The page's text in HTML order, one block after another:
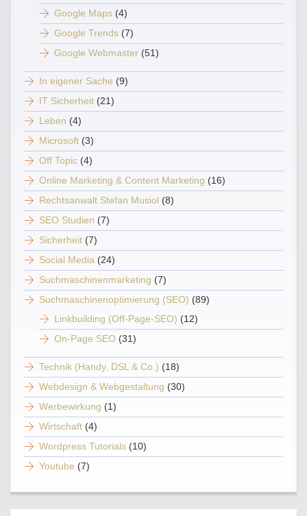
Google Maps (4)
Google Trends (7)
Google Webmaster (51)
In eigener Sache (9)
IT Sicherheit (21)
Leben (4)
Microsoft (3)
Off Topic (4)
Online Marketing & Content Marketing (16)
Rechtsanwalt Stefan Musiol (8)
SEO Studien (7)
Sicherheit (7)
Social Media (24)
Suchmaschinenmarketing (7)
Suchmaschinenoptimierung (SEO) (89)
Linkbuilding (Off-Page-SEO) (12)
On-Page SEO (31)
Technik (Handy, DSL & Co.) (18)
Webdesign & Webgestaltung (30)
Werbewirkung (1)
Wirtschaft (4)
Wordpress Tutorials (10)
Youtube (7)